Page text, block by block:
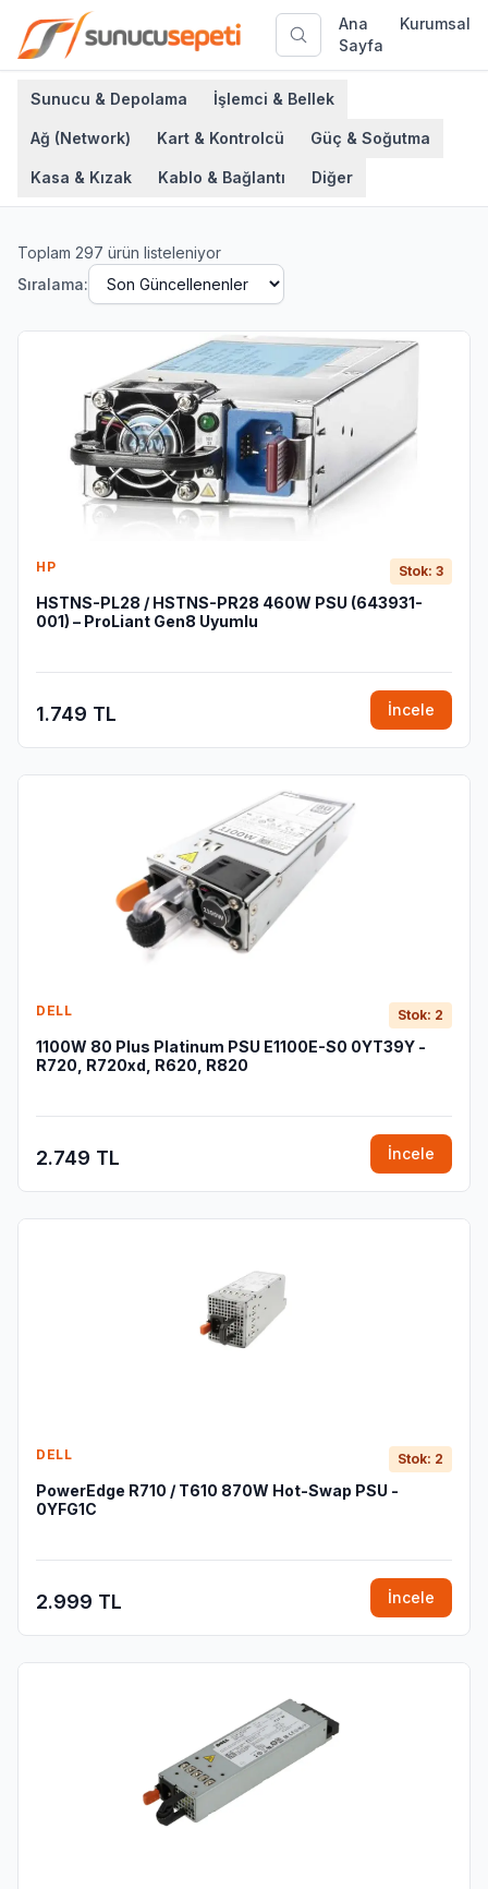
Ana
Sayfa
Kurumsal
Sunucu & Depolama İşlemci & Bellek
Ağ (Network) Kart & Kontrolcü Güç & Soğutma
Kasa & Kızak Kablo & Bağlantı Diğer
Toplam 297 ürün listeleniyor
Sıralama:
HP Stok: 3
HSTNS-PL28 / HSTNS-PR28 460W PSU (643931-
001) – ProLiant Gen8 Uyumlu
1.749 TL İncele
DELL Stok: 2
1100W 80 Plus Platinum PSU E1100E-S0 0YT39Y -
R720, R720xd, R620, R820
2.749 TL İncele
DELL Stok: 2
PowerEdge R710 / T610 870W Hot-Swap PSU -
0YFG1C
2.999 TL İncele